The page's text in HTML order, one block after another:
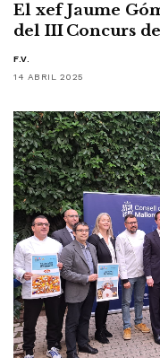
El xef Jaume
del III Concurs
F.V.
14 ABRIL 2025